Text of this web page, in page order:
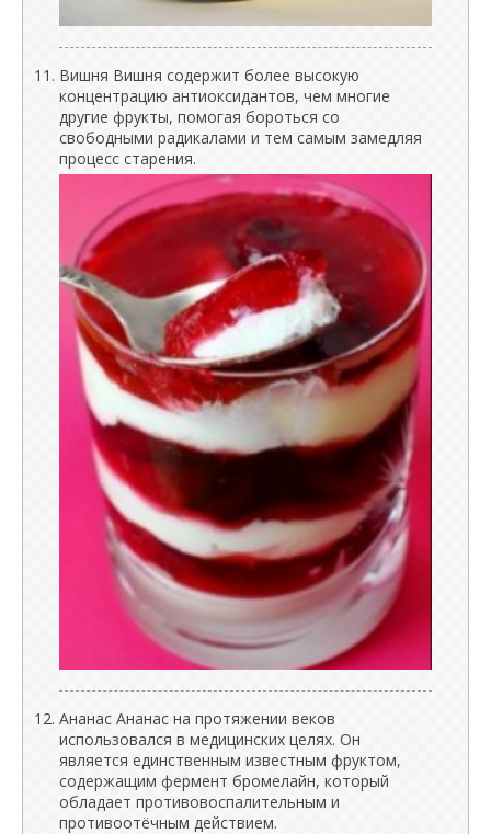
Вишня Вишня содержит более высокую
концентрацию антиоксидантов, чем многие
другие фрукты, помогая бороться со
свободными радикалами и тем самым замедляя
процесс старения.
Ананас Ананас на протяжении веков
использовался в медицинских целях. Он
является единственным известным фруктом,
содержащим фермент бромелайн, который
обладает противовоспалительным и
противоотёчным действием.